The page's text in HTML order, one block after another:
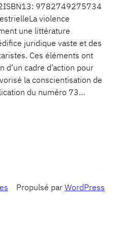
9782749275734
violence
une littérature
juridique vaste et des
Ces éléments ont
d’un cadre d’action pour
la conscientisation de
du numéro 73…
Propulsé parWordPress